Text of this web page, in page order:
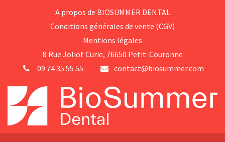
A p​ropos de BIOSUMMER DENTAL
Conditions générales d​e vente (CGV)
Mentions légales
8 Rue Jol​iot Curie, 76650 Petit-Couronne
09 74 35 55 55
contact@biosummer.com